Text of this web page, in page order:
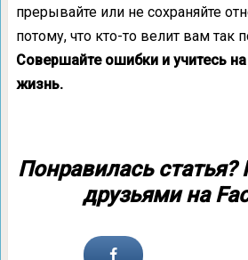
прерывайте или не сохраняйте
потому, что кто-то велит вам так
Совершайте ошибки и учитесь
жизнь.
Понравилась статья?
друзьями на